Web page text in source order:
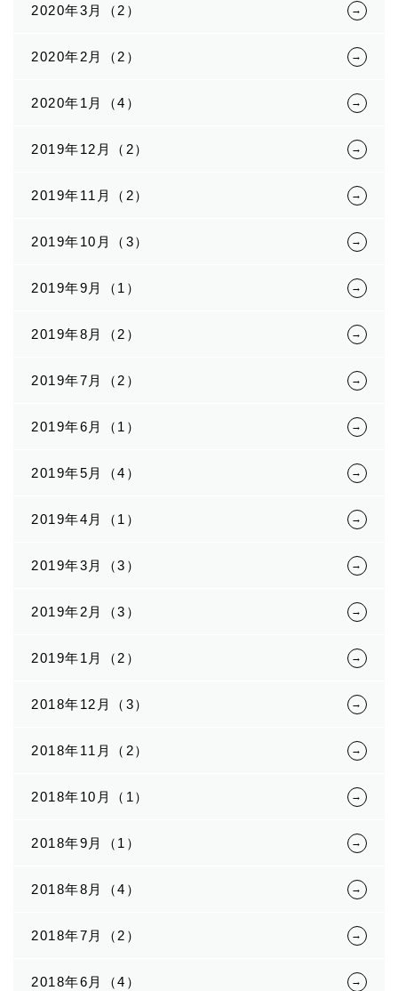
2020年3月（2）
2020年2月（2）
2020年1月（4）
2019年12月（2）
2019年11月（2）
2019年10月（3）
2019年9月（1）
2019年8月（2）
2019年7月（2）
2019年6月（1）
2019年5月（4）
2019年4月（1）
2019年3月（3）
2019年2月（3）
2019年1月（2）
2018年12月（3）
2018年11月（2）
2018年10月（1）
2018年9月（1）
2018年8月（4）
2018年7月（2）
2018年6月（4）